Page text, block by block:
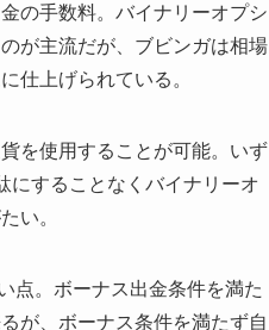
の手数料。バイナリーオプシ
が主流だが、ブビンガは相場
仕上げられている。
を使用することが可能。いず
にすることなくバイナリーオ
い。
点。ボーナス出金条件を満た
が、ボーナス条件を満たず自